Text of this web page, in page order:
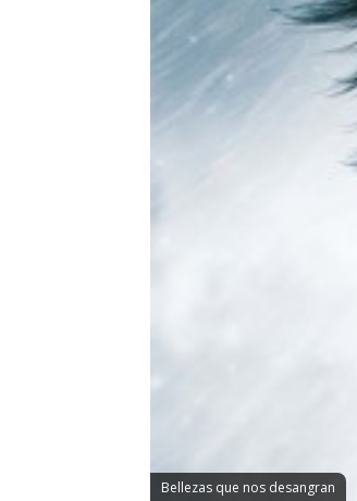
Bellezas que nos desangran